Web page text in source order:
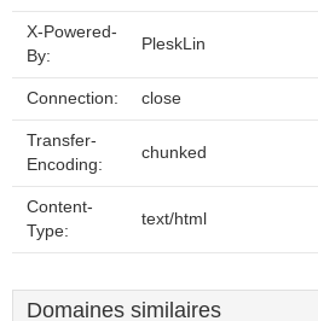
X-Powered-
By:
PleskLin
Connection: close
Transfer-
Encoding:
chunked
Content-
Type:
text/html
Domaines similaires